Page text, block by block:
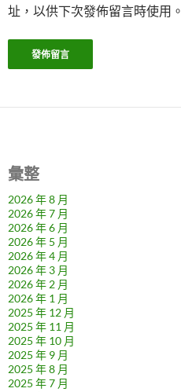
址，以供下次發佈留言時使用。
彙整
2026 年 8 月
2026 年 7 月
2026 年 6 月
2026 年 5 月
2026 年 4 月
2026 年 3 月
2026 年 2 月
2026 年 1 月
2025 年 12 月
2025 年 11 月
2025 年 10 月
2025 年 9 月
2025 年 8 月
2025 年 7 月